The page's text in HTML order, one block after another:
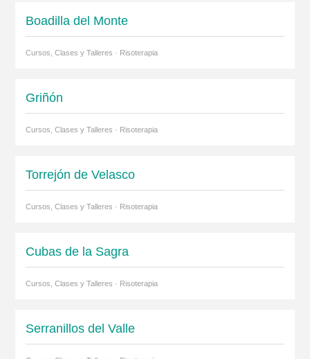
Boadilla del Monte
Cursos, Clases y Talleres · Risoterapia
Griñón
Cursos, Clases y Talleres · Risoterapia
Torrejón de Velasco
Cursos, Clases y Talleres · Risoterapia
Cubas de la Sagra
Cursos, Clases y Talleres · Risoterapia
Serranillos del Valle